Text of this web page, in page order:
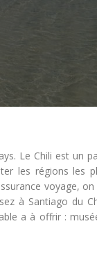
Le Chili est un
les régions les
voyage, on
à Santiago du
a à offrir :